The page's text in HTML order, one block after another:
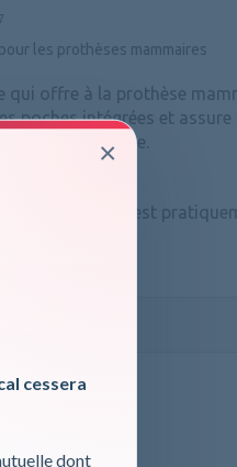
×
cessera
dont
les prothèses mammaires
qui offre à la prothèse
poches intégrées et assure
optimale.
pour prothèses est